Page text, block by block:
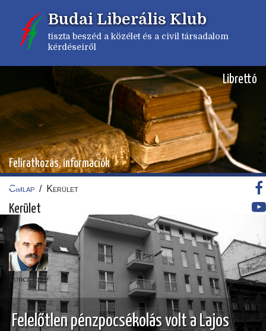
tartalomra
Budai Liberális Klub
tiszta beszéd a közélet és a civil társadalom
kérdéseiről
Librettó
Feliratkozás, információk
Címlap / Kerület
Kerület
Felelőtlen pénzpocsékolás volt a Lajos
Koncz Imre